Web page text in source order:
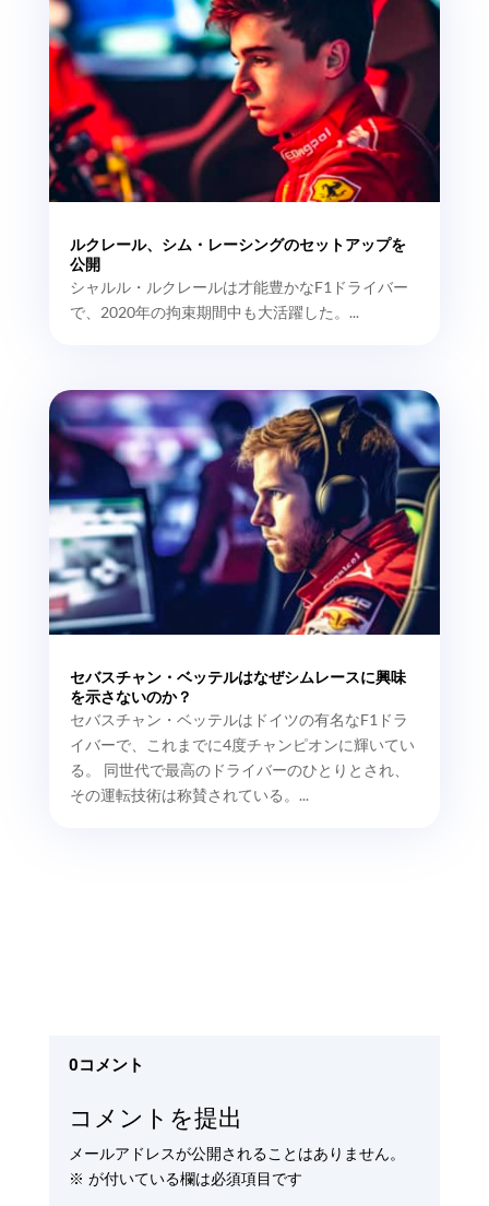
ルクレール、シム・レーシングのセットアップを
公開
シャルル・ルクレールは才能豊かなF1ドライバー
で、2020年の拘束期間中も大活躍した。...
セバスチャン・ベッテルはなぜシムレースに興味
を示さないのか？
セバスチャン・ベッテルはドイツの有名なF1ドラ
イバーで、これまでに4度チャンピオンに輝いてい
る。 同世代で最高のドライバーのひとりとされ、
その運転技術は称賛されている。...
0コメント
コメントを提出
メールアドレスが公開されることはありません。
※ が付いている欄は必須項目です